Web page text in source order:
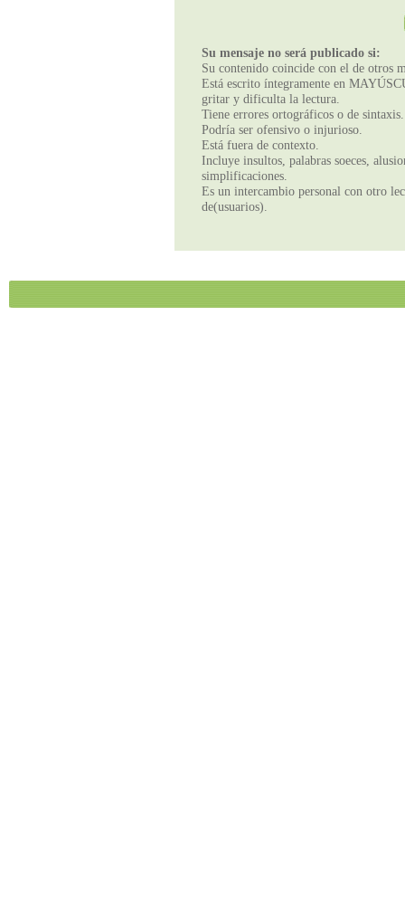
Su mensaje no será publicado si:
Su contenido coincide con el de otros
Está escrito íntegramente en
gritar y dificulta la lectura.
Tiene errores ortográficos o de sintaxis.
Podría ser ofensivo o injurioso.
Está fuera de contexto.
Incluye insultos, palabras soeces,
simplificaciones.
Es un intercambio personal con otro
de(usuarios).